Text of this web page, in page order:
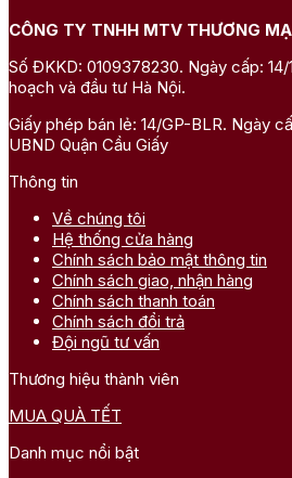
CÔNG TY TNHH MTV THƯƠNG
Số ĐKKD: 0109378230. Ngày cấp:
hoạch và đầu tư Hà Nội.
Giấy phép bán lẻ: 14/GP-BLR. Ngày
UBND Quận Cầu Giấy
Thông tin
Về chúng tôi
Hệ thống cửa hàng
Chính sách bảo mật thông tin
Chính sách giao, nhận hàng
Chính sách thanh toán
Chính sách đổi trả
Đội ngũ tư vấn
Thương hiệu thành viên
MUA QUÀ TẾT
Danh mục nổi bật